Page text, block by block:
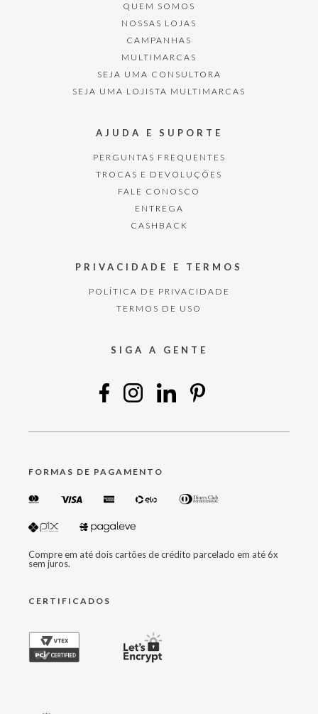
QUEM SOMOS
NOSSAS LOJAS
CAMPANHAS
MULTIMARCAS
SEJA UMA CONSULTORA
SEJA UMA LOJISTA MULTIMARCAS
AJUDA E SUPORTE
PERGUNTAS FREQUENTES
TROCAS E DEVOLUÇÕES
FALE CONOSCO
ENTREGA
CASHBACK
PRIVACIDADE E TERMOS
POLÍTICA DE PRIVACIDADE
TERMOS DE USO
SIGA A GENTE
FORMAS DE PAGAMENTO
Compre em até dois cartões de crédito parcelado em até 6x
sem juros.
CERTIFICADOS